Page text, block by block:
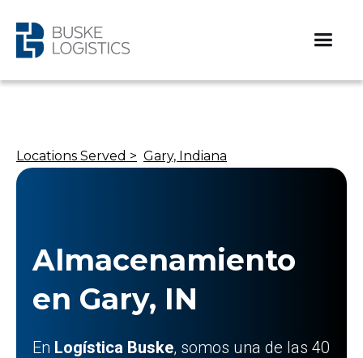
Locations Served > Gary, Indiana
Almacenamiento
en Gary, IN
En Logística Buske, somos una de las 40